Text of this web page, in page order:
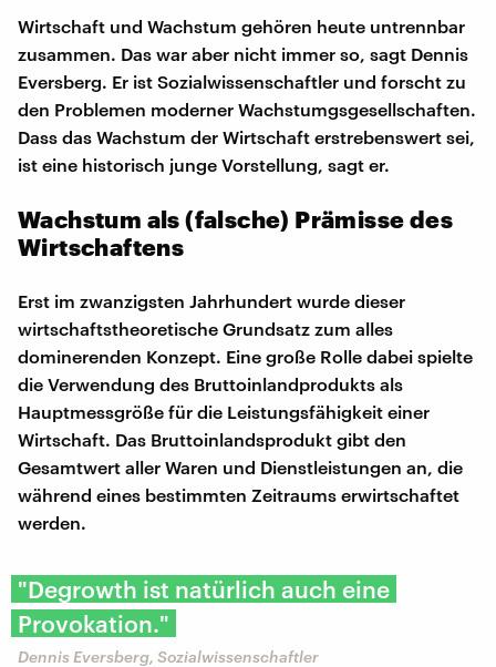
Wirtschaft und Wachstum gehören heute untrennbar
zusammen. Das war aber nicht immer so, sagt Dennis
Eversberg. Er ist Sozialwissenschaftler und forscht zu
den Problemen moderner Wachstumgsgesellschaften.
Dass das Wachstum der Wirtschaft erstrebenswert sei,
ist eine historisch junge Vorstellung, sagt er.
Wachstum als (falsche) Prämisse des
Wirtschaftens
Erst im zwanzigsten Jahrhundert wurde dieser
wirtschaftstheoretische Grundsatz zum alles
dominerenden Konzept. Eine große Rolle dabei spielte
die Verwendung des Bruttoinlandprodukts als
Hauptmessgröße für die Leistungsfähigkeit einer
Wirtschaft. Das Bruttoinlandsprodukt gibt den
Gesamtwert aller Waren und Dienstleistungen an, die
während eines bestimmten Zeitraums erwirtschaftet
werden.
"Degrowth ist natürlich auch eine
Provokation."
Dennis Eversberg, Sozialwissenschaftler